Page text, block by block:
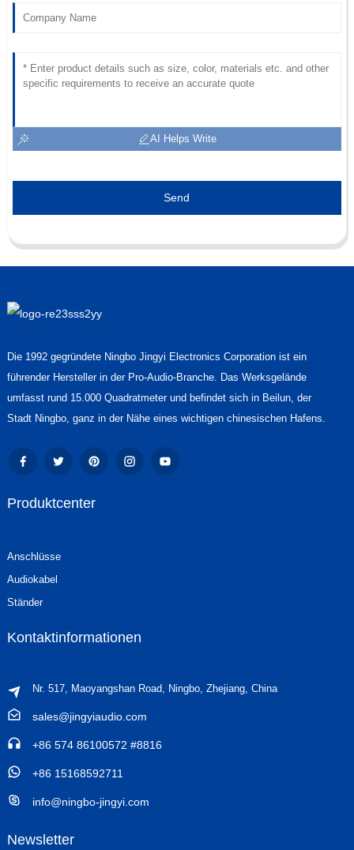
AI Helps Write
Send
Die 1992 gegründete Ningbo Jingyi Electronics Corporation ist ein
führender Hersteller in der Pro-Audio-Branche. Das Werksgelände
umfasst rund 15.000 Quadratmeter und befindet sich in Beilun, der
Stadt Ningbo, ganz in der Nähe eines wichtigen chinesischen Hafens.
Produktcenter
Anschlüsse
Audiokabel
Ständer
Kontaktinformationen
Nr. 517, Maoyangshan Road, Ningbo, Zhejiang, China
sales@jingyiaudio.com
+86 574 86100572 #8816
+86 15168592711
info@ningbo-jingyi.com
Newsletter